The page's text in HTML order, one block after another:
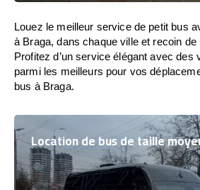
Louez le meilleur service de petit bus
à Braga, dans chaque ville et recoin de
Profitez d’un service élégant avec des
parmi les meilleurs pour vos
bus à Braga.
Location de bus de taille